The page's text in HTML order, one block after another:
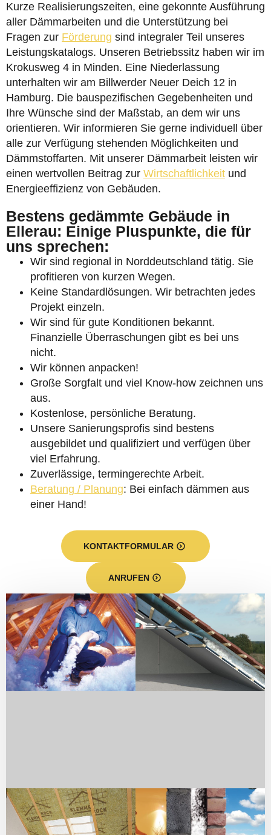
Kurze Realisierungszeiten, eine gekonnte Ausführung
aller Dämmarbeiten und die Unterstützung bei
Fragen zur Förderung sind integraler Teil unseres
Leistungskatalogs. Unseren Betriebssitz haben wir im
Krokusweg 4 in Minden. Eine Niederlassung
unterhalten wir am Billwerder Neuer Deich 12 in
Hamburg. Die bauspezifischen Gegebenheiten und
Ihre Wünsche sind der Maßstab, an dem wir uns
orientieren. Wir informieren Sie gerne individuell über
alle zur Verfügung stehenden Möglichkeiten und
Dämmstoffarten. Mit unserer Dämmarbeit leisten wir
einen wertvollen Beitrag zur Wirtschaftlichkeit und
Energieeffizienz von Gebäuden.
Bestens gedämmte Gebäude in
Ellerau: Einige Pluspunkte, die für
uns sprechen:
Wir sind regional in Norddeutschland tätig. Sie
profitieren von kurzen Wegen.
Keine Standardlösungen. Wir betrachten jedes
Projekt einzeln.
Wir sind für gute Konditionen bekannt.
Finanzielle Überraschungen gibt es bei uns
nicht.
Wir können anpacken!
Große Sorgfalt und viel Know-how zeichnen uns
aus.
Kostenlose, persönliche Beratung.
Unsere Sanierungsprofis sind bestens
ausgebildet und qualifiziert und verfügen über
viel Erfahrung.
Zuverlässige, termingerechte Arbeit.
Beratung / Planung: Bei einfach dämmen aus
einer Hand!
KONTAKTFORMULAR
ANRUFEN